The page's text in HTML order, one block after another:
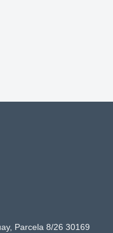
Parcela 8/26 30169